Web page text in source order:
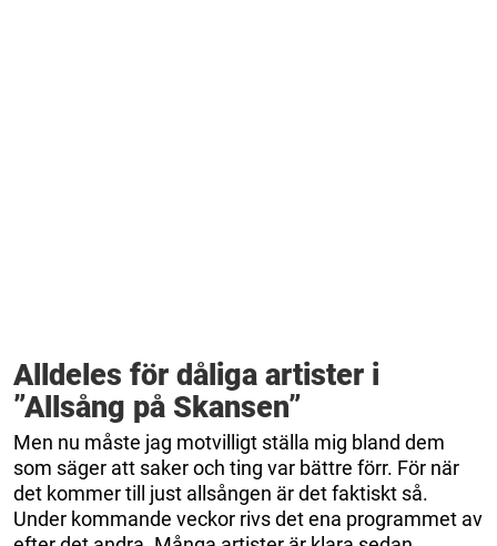
Alldeles för dåliga artister i
”Allsång på Skansen”
Men nu måste jag motvilligt ställa mig bland dem
som säger att saker och ting var bättre förr. För när
det kommer till just allsången är det faktiskt så.
Under kommande veckor rivs det ena programmet av